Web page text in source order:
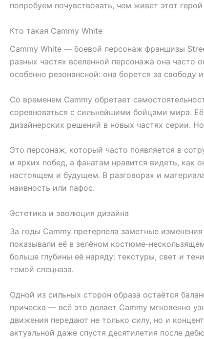
попробуем почувствовать, чем живет этот
Кто такая Cammy White
Cammy White — боевой персонаж франшизы
разных частях вселенной персонажа она часто
особенно резонансной: она борется за
Со временем Cammy обретает
соревноваться с сильнейшими бойцами мира.
дизайнерских решений в новых частях серии.
Это персонаж, который часто появляется в
и ярких побед, а фанатам нравится видеть, как
настоящем и будущем. В разговорах и
наивность или пафос.
Эстетика и эволюция дизайна
За годы Cammy претерпела заметные
показывали её в зелёном костюме-
больше глубины её наряду: текстуры, свет и
темой спецназа.
Одной из сильных сторон образа остаётся
прическа — всё это делает Cammy мгновенно
движения передают не только силу, но и
актуальной даже спустя десятилетия после